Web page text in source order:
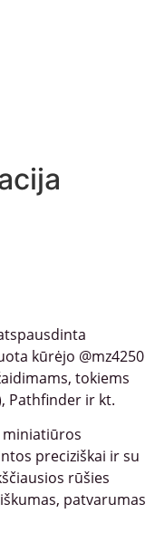
kūrėjo @mz4250
tokiems
Pathfinder ir kt.
miniatiūros
preciziškai ir su
rūšies
patvarumas